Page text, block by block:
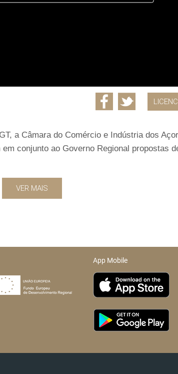
a Câmara do Comércio e Indústria dos
conjunto ao Governo Regional propostas
VER MAIS
App Mobile